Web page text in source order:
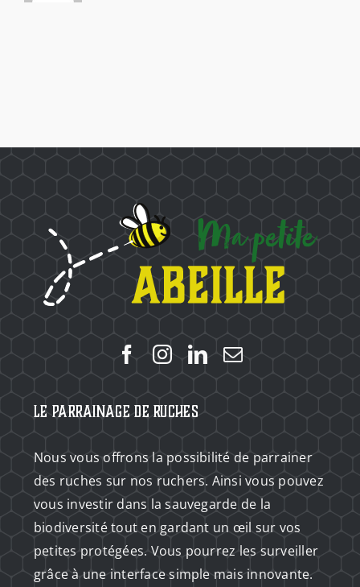
Le Parrainage de Ruches
Nous vous offrons la possibilité de parrainer
des ruches sur nos ruchers. Ainsi vous pouvez
vous investir dans la sauvegarde de la
biodiversité tout en gardant un œil sur vos
petites protégées. Vous pourrez les surveiller
grâce à une interface simple mais innovante.